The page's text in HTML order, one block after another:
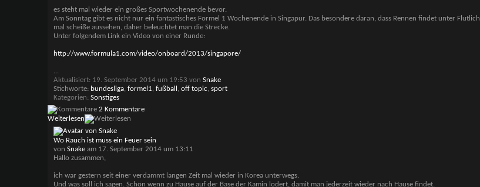
es steht mal wieder ein großes Sportwochenende bevor.
Am Sonntag gibt es nicht nur ein fantastisches Formel 1 Wochenende in Singapur. Das besondere daran, dass Rennen findet unter
mal scheiße aussehen, daher beleuchtet man die Strecke.
Unter folgendem Link ein Video von einer Runde:
http://www.formula1.com/video/onboard/2013/singapore/
...
Aktualisiert: 19. September 2014 um 19:53 von Snake
Stichworte: bundesliga, formel1, fußball , off topic, sport
Kategorien Sonstiges
2 Kommentare
Weiterlesen
Wo Rauch ist muss ein Feuer sein
von Snakeam 17. September 2014 um 13:11
Hallo zusammen,
ich war gestern seit einer verdammt langen Zeit mal wieder in Korea unterwegs.
Und was soll ich sagen. Schön wenn zu Hause auf der Base der Kamin lodert, damit man jederzeit wieder nach Hause findet.